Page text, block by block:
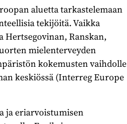
aluetta tarkastelemaan
tekijöitä. Vaikka
Hertsegovinan, Ranskan,
mielenterveyden
kokemusten vaihdolle
keskiössä (Interreg Europe
ja eriarvoistumisen